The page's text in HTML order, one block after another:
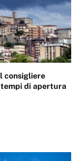
consigliere
tempi di apertura